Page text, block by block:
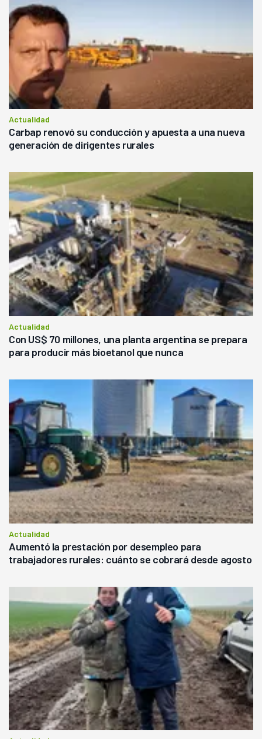
Actualidad
Carbap renovó su conducción y apuesta a una nueva
generación de dirigentes rurales
Actualidad
Con US$ 70 millones, una planta argentina se prepara
para producir más bioetanol que nunca
Actualidad
Aumentó la prestación por desempleo para
trabajadores rurales: cuánto se cobrará desde agosto